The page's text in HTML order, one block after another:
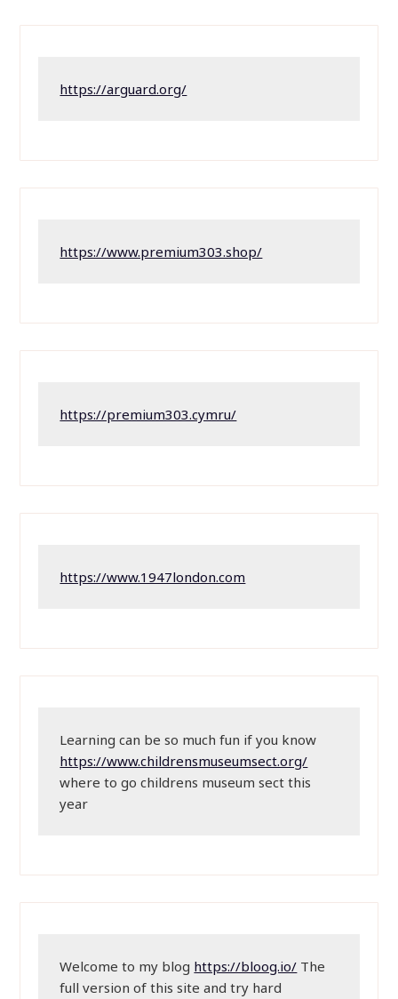
https://arguard.org/
https://www.premium303.shop/
https://premium303.cymru/
https://www.1947london.com
https://www.childrensmuseumsect.org/
where to go childrens museum sect this
year
Welcome to my blog https://bloog.io/ The
full version of this site and try hard